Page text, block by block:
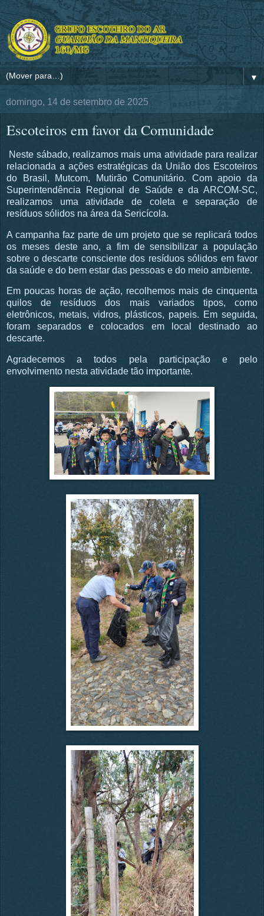
▼
domingo, 14 de setembro de 2025
Escoteiros em favor da Comunidade
Neste sábado, realizamos mais uma atividade para realizar
relacionada a ações estratégicas da União dos Escoteiros
do Brasil, Mutcom, Mutirão Comunitário. Com apoio da
Superintendência Regional de Saúde e da ARCOM-SC,
realizamos uma atividade de coleta e separação de
resíduos sólidos na área da Sericícola.
A campanha faz parte de um projeto que se replicará todos
os meses deste ano, a fim de sensibilizar a população
sobre o descarte consciente dos resíduos sólidos em favor
da saúde e do bem estar das pessoas e do meio ambiente.
Em poucas horas de ação, recolhemos mais de cinquenta
quilos de resíduos dos mais variados tipos, como
eletrônicos, metais, vidros, plásticos, papeis. Em seguida,
foram separados e colocados em local destinado ao
descarte.
Agradecemos a todos pela participação e pelo
envolvimento nesta atividade tão importante.